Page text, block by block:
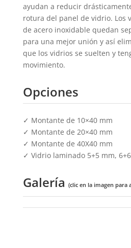
ayudan a reducir
rotura del panel de vidrio. Los
de acero inoxidable quedan
para una mejor unión y así
que los vidrios se suelten y
movimiento.
Opciones
✓ Montante de 10×40 mm
✓ Montante de 20×40 mm
✓ Montante de 40X40 mm
✓ Vidrio laminado 5+5 mm,
Galería (clic en la imagen para